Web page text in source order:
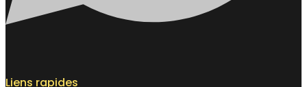
Liens rapides